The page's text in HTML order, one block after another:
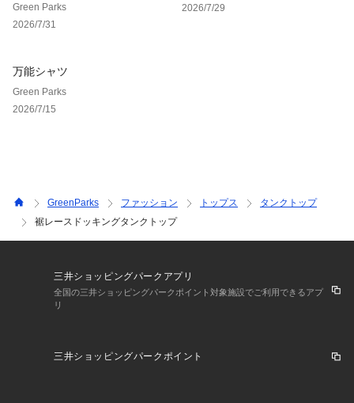
Green Parks
2026/7/31
2026/7/29
万能シャツ
Green Parks
2026/7/15
GreenParks ファッション トップス
タンクトップ
裾レースドッキングタンクトップ
三井ショッピングパークアプリ
全国の三井ショッピングパークポイント対象施設でご利用できるアプ
リ
三井ショッピングパークポイント